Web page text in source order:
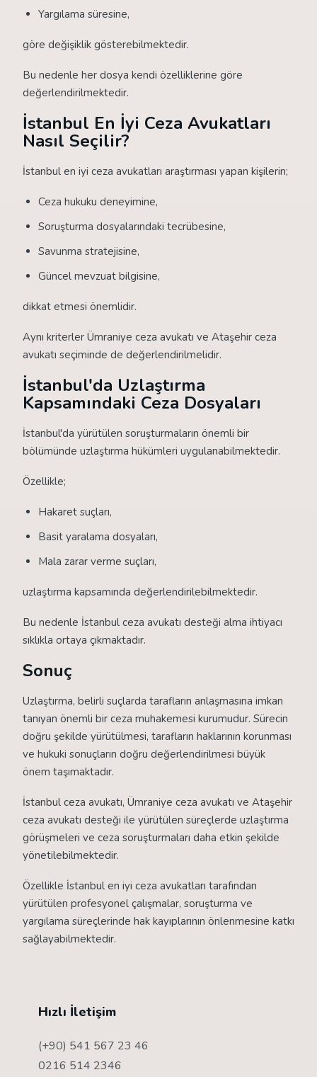
Yargılama süresine,
göre değişiklik gösterebilmektedir.
Bu nedenle her dosya kendi özelliklerine göre
değerlendirilmektedir.
İstanbul En İyi Ceza Avukatları
Nasıl Seçilir?
İstanbul en iyi ceza avukatları araştırması yapan kişilerin;
Ceza hukuku deneyimine,
Soruşturma dosyalarındaki tecrübesine,
Savunma stratejisine,
Güncel mevzuat bilgisine,
dikkat etmesi önemlidir.
Aynı kriterler Ümraniye ceza avukatı ve Ataşehir ceza
avukatı seçiminde de değerlendirilmelidir.
İstanbul'da Uzlaştırma
Kapsamındaki Ceza Dosyaları
İstanbul'da yürütülen soruşturmaların önemli bir
bölümünde uzlaştırma hükümleri uygulanabilmektedir.
Özellikle;
Hakaret suçları,
Basit yaralama dosyaları,
Mala zarar verme suçları,
uzlaştırma kapsamında değerlendirilebilmektedir.
Bu nedenle İstanbul ceza avukatı desteği alma ihtiyacı
sıklıkla ortaya çıkmaktadır.
Sonuç
Uzlaştırma, belirli suçlarda tarafların anlaşmasına imkan
tanıyan önemli bir ceza muhakemesi kurumudur. Sürecin
doğru şekilde yürütülmesi, tarafların haklarının korunması
ve hukuki sonuçların doğru değerlendirilmesi büyük
önem taşımaktadır.
İstanbul ceza avukatı, Ümraniye ceza avukatı ve Ataşehir
ceza avukatı desteği ile yürütülen süreçlerde uzlaştırma
görüşmeleri ve ceza soruşturmaları daha etkin şekilde
yönetilebilmektedir.
Özellikle İstanbul en iyi ceza avukatları tarafından
yürütülen profesyonel çalışmalar, soruşturma ve
yargılama süreçlerinde hak kayıplarının önlenmesine katkı
sağlayabilmektedir.
Hızlı İletişim
(+90) 541 567 23 46
0216 514 2346